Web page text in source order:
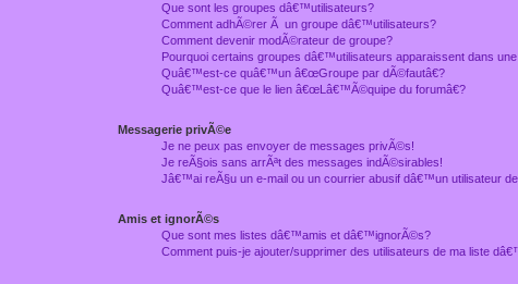
Que sont les groupes dâ€™utilisateurs?
Comment adhÃ©rer Ã un groupe dâ€™utilisateurs?
Comment devenir modÃ©rateur de groupe?
Pourquoi certains groupes dâ€™utilisateurs apparaissent dans
Quâ€™est-ce quâ€™un â€œGroupe par dÃ©fautâ€?
Quâ€™est-ce que le lien â€œLâ€™Ã©quipe du forumâ€?
Messagerie privÃ©e
Je ne peux pas envoyer de messages privÃ©s!
Je reÃ§ois sans arrÃªt des messages indÃ©sirables!
Jâ€™ai reÃ§u un e-mail ou un courrier abusif dâ€™un utilisateur
Amis et ignorÃ©s
Que sont mes listes dâ€™amis et dâ€™ignorÃ©s?
Comment puis-je ajouter/supprimer des utilisateurs de ma liste